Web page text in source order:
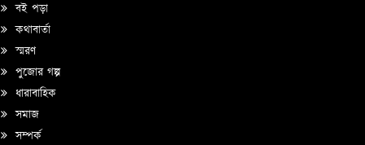
বই পড়া
কথাবার্তা
স্মরণ
পুজোর গল্প
ধারাবাহিক
সমাজ
সম্পর্ক